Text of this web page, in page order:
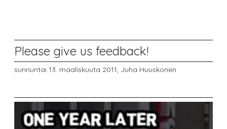
Please give us feedback!
sunnuntai 13. maaliskuuta 2011, Juha Huuskonen